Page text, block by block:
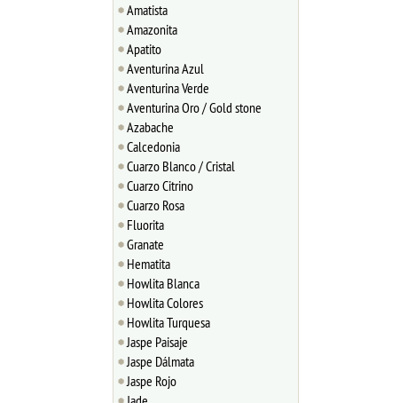
Amatista
Amazonita
Apatito
Aventurina Azul
Aventurina Verde
Aventurina Oro / Gold stone
Azabache
Calcedonia
Cuarzo Blanco / Cristal
Cuarzo Citrino
Cuarzo Rosa
Fluorita
Granate
Hematita
Howlita Blanca
Howlita Colores
Howlita Turquesa
Jaspe Paisaje
Jaspe Dálmata
Jaspe Rojo